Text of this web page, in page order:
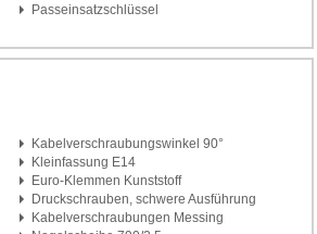
Passeinsatzschlüssel
Kabelverschraubungswinkel 90°
Kleinfassung E14
Euro-Klemmen Kunststoff
Druckschrauben, schwere Ausführung
Kabelverschraubungen Messing